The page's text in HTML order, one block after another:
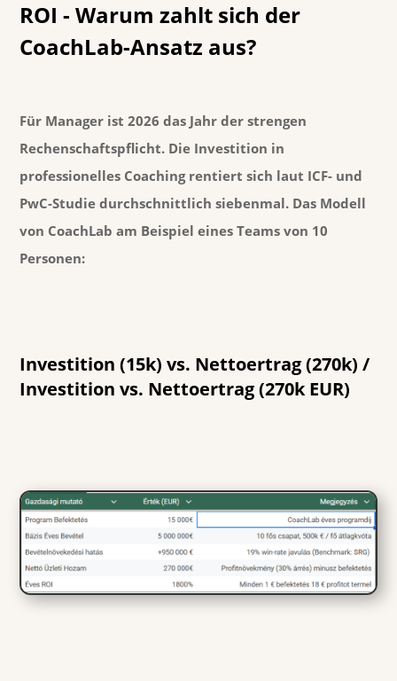
ROI - Warum zahlt sich der
CoachLab-Ansatz aus?
Für Manager ist 2026 das Jahr der strengen
Rechenschaftspflicht. Die Investition in
professionelles Coaching rentiert sich laut ICF- und
PwC-Studie durchschnittlich siebenmal. Das Modell
von CoachLab am Beispiel eines Teams von 10
Personen:
Investition (15k) vs. Nettoertrag (270k) /
Investition vs. Nettoertrag (270k EUR)